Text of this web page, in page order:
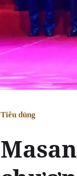
Tiêu dùng